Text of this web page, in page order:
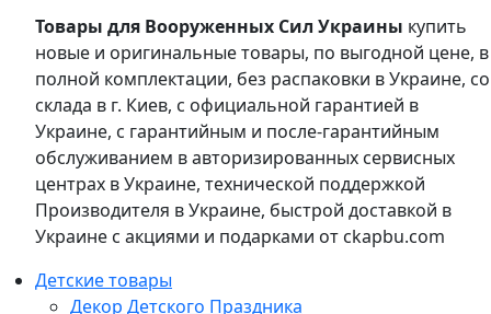
Товары для Вооруженных Сил Украины купить
новые и оригинальные товары, по выгодной цене, в
полной комплектации, без распаковки в Украине, со
склада в г. Киев, с официальной гарантией в
Украине, с гарантийным и после-гарантийным
обслуживанием в авторизированных сервисных
центрах в Украине, технической поддержкой
Производителя в Украине, быстрой доставкой в
Украине с акциями и подарками от ckapbu.com
Детские товары
Декор Детского Праздника